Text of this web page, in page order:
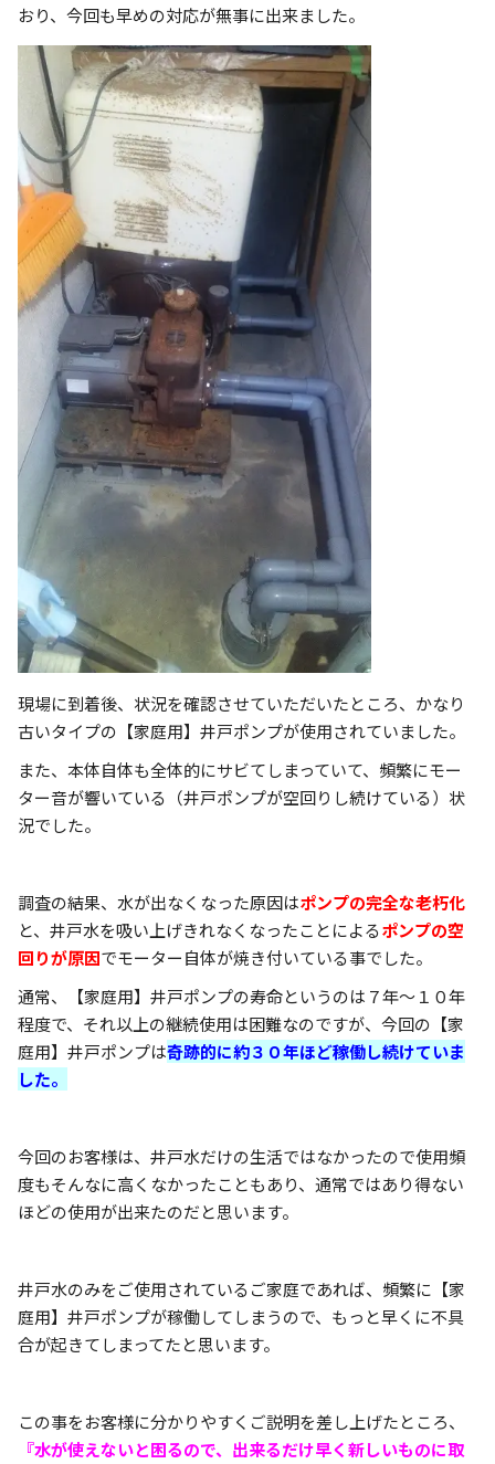
おり、今回も早めの対応が無事に出来ました。
現場に到着後、状況を確認させていただいたところ、かなり
古いタイプの【家庭用】井戸ポンプが使用されていました。
また、本体自体も全体的にサビてしまっていて、頻繁にモー
ター音が響いている（井戸ポンプが空回りし続けている）状
況でした。
調査の結果、水が出なくなった原因はポンプの完全な老朽化
と、井戸水を吸い上げきれなくなったことによるポンプの空
回りが原因でモーター自体が焼き付いている事でした。
通常、【家庭用】井戸ポンプの寿命というのは７年～１０年
程度で、それ以上の継続使用は困難なのですが、今回の【家
庭用】井戸ポンプは奇跡的に約３０年ほど稼働し続けていま
した。
今回のお客様は、井戸水だけの生活ではなかったので使用頻
度もそんなに高くなかったこともあり、通常ではあり得ない
ほどの使用が出来たのだと思います。
井戸水のみをご使用されているご家庭であれば、頻繁に【家
庭用】井戸ポンプが稼働してしまうので、もっと早くに不具
合が起きてしまってたと思います。
この事をお客様に分かりやすくご説明を差し上げたところ、
『水が使えないと困るので、出来るだけ早く新しいものに取